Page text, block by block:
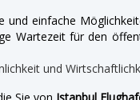
und einfache
Wartezeit für den
und
Sie von Istanbul